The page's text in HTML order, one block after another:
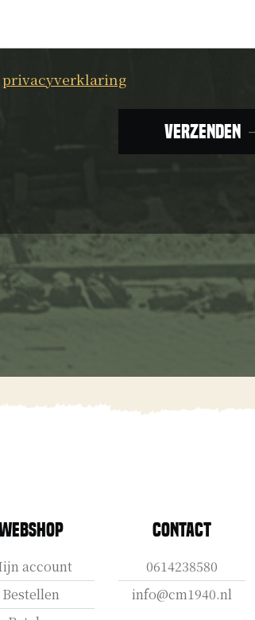
privacyverklaring
Verzenden
account
Bestellen
Contact
0614238580
info@cm1940.nl